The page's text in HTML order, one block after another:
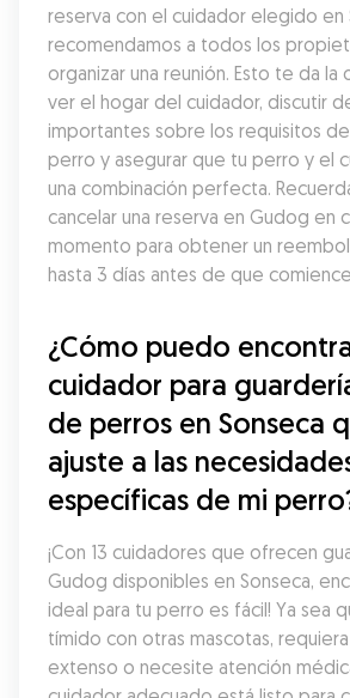
reserva con el cuidador elegido en
recomendamos a todos los
organizar una reunión. Esto te da
ver el hogar del cuidador, discutir
importantes sobre los requisitos
perro y asegurar que tu perro y el
una combinación perfecta.
cancelar una reserva en Gudog en
momento para obtener un
hasta 3 días antes de que
¿Cómo puedo
cuidador para
de perros en Sonseca
ajuste a las
específicas de mi
¡Con 13 cuidadores que ofrecen
Gudog disponibles en Sonseca,
ideal para tu perro es fácil! Ya sea
tímido con otras mascotas,
extenso o necesite atención